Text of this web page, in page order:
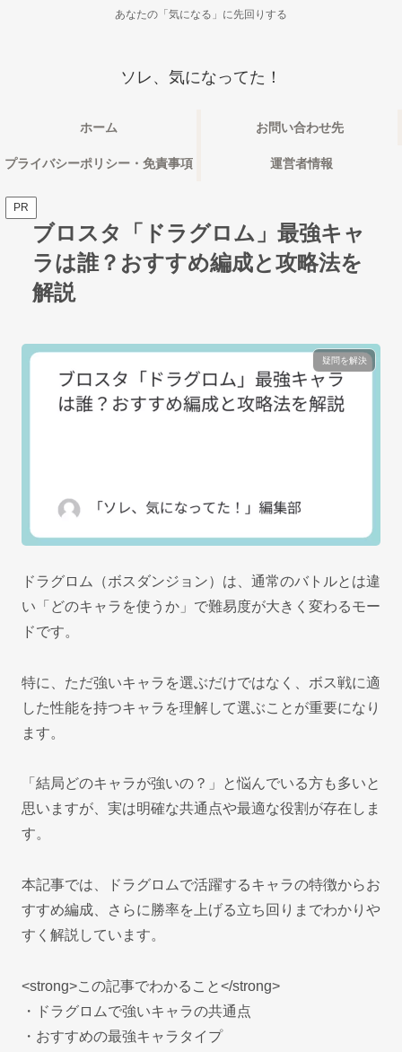
あなたの「気になる」に先回りする
ソレ、気になってた！
ホーム お問い合わせ先
プライバシーポリシー・免責事項 運営者情報
PR
ブロスタ「ドラグロム」最強キャ
ラは誰？おすすめ編成と攻略法を
解説
疑問を解決
ドラグロム（ボスダンジョン）は、通常のバトルとは違
い「どのキャラを使うか」で難易度が大きく変わるモー
ドです。
特に、ただ強いキャラを選ぶだけではなく、ボス戦に適
した性能を持つキャラを理解して選ぶことが重要になり
ます。
「結局どのキャラが強いの？」と悩んでいる方も多いと
思いますが、実は明確な共通点や最適な役割が存在しま
す。
本記事では、ドラグロムで活躍するキャラの特徴からお
すすめ編成、さらに勝率を上げる立ち回りまでわかりや
すく解説しています。
<strong>この記事でわかること</strong>
・ドラグロムで強いキャラの共通点
・おすすめの最強キャラタイプ